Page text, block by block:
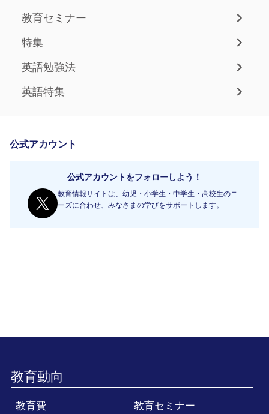
教育セミナー
特集
英語勉強法
英語特集
公式アカウント
公式アカウントをフォローしよう！
教育情報サイトは、幼児・小学生・中学生・高校生のニ
ーズに合わせ、みなさまの学びをサポートします。
教育動向
教育費 教育セミナー